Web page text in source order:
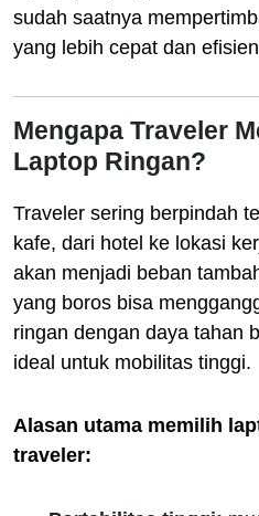
sudah saatnya
yang lebih cepat dan
Mengapa Traveler
Laptop Ringan?
Traveler sering berpindah
kafe, dari hotel ke lokasi
akan menjadi beban
yang boros bisa
ringan dengan daya tahan
ideal untuk mobilitas tinggi.
Alasan utama memilih
traveler: